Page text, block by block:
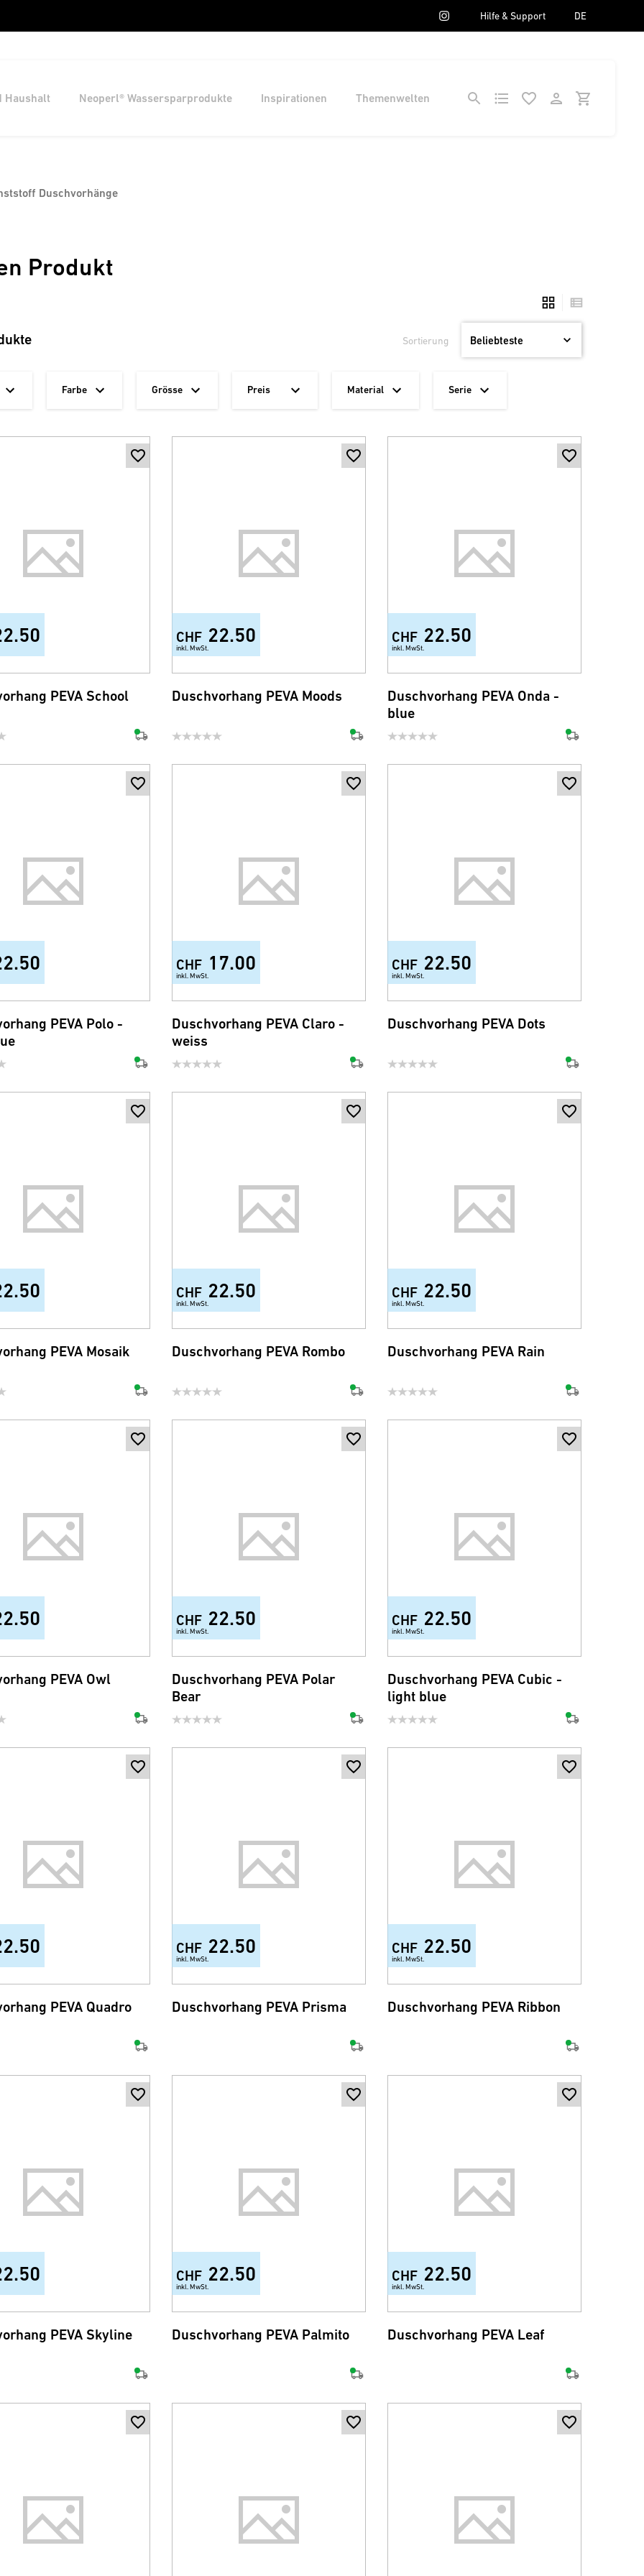
Hilfe & Support DE
Haushalt Neoperl® Wassersparprodukte Inspirationen Themenwelten
Duschvorhänge
Produkt
Sortierung
Farbe Grösse Preis Material Serie
PEVA School
CHF 22.50
inkl. MwSt.
Duschvorhang PEVA Moods
CHF 22.50
inkl. MwSt.
Duschvorhang PEVA Onda -
blue
PEVA Polo -
+2
CHF 17.00
inkl. MwSt.
Duschvorhang PEVA Claro -
weiss
CHF 22.50
inkl. MwSt.
Duschvorhang PEVA Dots
PEVA Mosaik
CHF 22.50
inkl. MwSt.
Duschvorhang PEVA Rombo
CHF 22.50
inkl. MwSt.
Duschvorhang PEVA Rain
PEVA Owl
CHF 22.50
inkl. MwSt.
Duschvorhang PEVA Polar
Bear
CHF 22.50
inkl. MwSt.
Duschvorhang PEVA Cubic -
light blue
PEVA Quadro
CHF 22.50
inkl. MwSt.
Duschvorhang PEVA Prisma
CHF 22.50
inkl. MwSt.
Duschvorhang PEVA Ribbon
PEVA Skyline
CHF 22.50
inkl. MwSt.
Duschvorhang PEVA Palmito
CHF 22.50
inkl. MwSt.
Duschvorhang PEVA Leaf